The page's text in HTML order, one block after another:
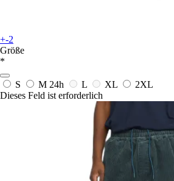
+-2
Größe
*
S M 24h L XL
2XL
Dieses Feld ist erforderlich